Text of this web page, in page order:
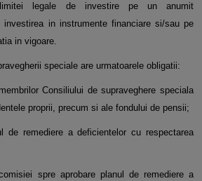
limitei legale de investire pe un anumit
investirea in instrumente financiare si/sau pe
in vigoare.
speciale are urmatoarele obligatii:
Consiliului de supraveghere speciala
proprii, precum si ale fondului de pensii;
de remediere a deficientelor cu respectarea
spre aprobare planul de remediere a